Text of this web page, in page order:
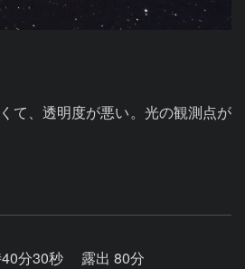
て、透明度が悪い。光の観測点が
分30秒
露出 80分